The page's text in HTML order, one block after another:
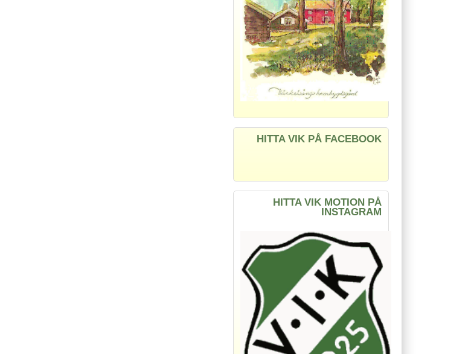
HITTA VIK PÅ FACEBOOK
HITTA VIK MOTION PÅ
INSTAGRAM